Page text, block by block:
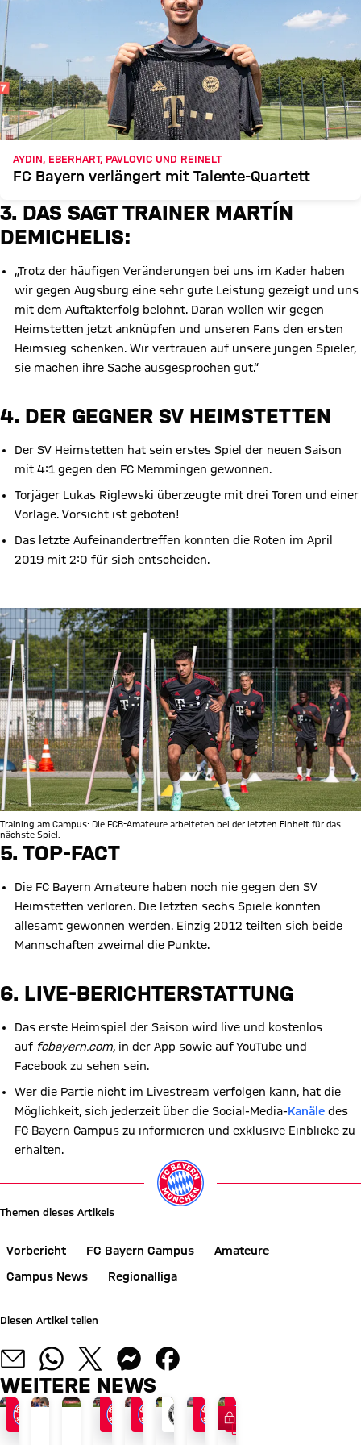
AYDIN, EBERHART, PAVLOVIC UND REINELT
FC Bayern verlängert mit Talente-Quartett
3. DAS SAGT TRAINER MARTÍN
DEMICHELIS:
„Trotz der häufigen Veränderungen bei uns im Kader haben
wir gegen Augsburg eine sehr gute Leistung gezeigt und uns
mit dem Auftakterfolg belohnt. Daran wollen wir gegen
Heimstetten jetzt anknüpfen und unseren Fans den ersten
Heimsieg schenken. Wir vertrauen auf unsere jungen Spieler,
sie machen ihre Sache ausgesprochen gut.“
4. DER GEGNER SV HEIMSTETTEN
Der SV Heimstetten hat sein erstes Spiel der neuen Saison
mit 4:1 gegen den FC Memmingen gewonnen.
Torjäger Lukas Riglewski überzeugte mit drei Toren und einer
Vorlage. Vorsicht ist geboten!
Das letzte Aufeinandertreffen konnten die Roten im April
2019 mit 2:0 für sich entscheiden.
Training am Campus: Die FCB-Amateure arbeiteten bei der letzten Einheit für das
nächste Spiel.
5. TOP-FACT
Die FC Bayern Amateure haben noch nie gegen den SV
Heimstetten verloren. Die letzten sechs Spiele konnten
allesamt gewonnen werden. Einzig 2012 teilten sich beide
Mannschaften zweimal die Punkte.
6. LIVE-BERICHTERSTATTUNG
Das erste Heimspiel der Saison wird live und kostenlos
auf fcbayern.com, in der App sowie auf YouTube und
Facebook zu sehen sein.
Wer die Partie nicht im Livestream verfolgen kann, hat die
Möglichkeit, sich jederzeit über die Social-Media-Kanäle des
FC Bayern Campus zu informieren und exklusive Einblicke zu
erhalten.
Themen dieses Artikels
Vorbericht FC Bayern Campus
Amateure
Campus News
Regionalliga
Diesen Artikel teilen
WEITERE NEWS
REGIONALLIGA BAYERN
JETZT INFORMIEREN
AUDI SUMMER TOUR 2026
ABSCHLUSS DER ASIENTOUR
NACH AUDI FOOTBALL SUMMIT
REGIONALLIGA BAYERN
REGIONALLIGA BAYERN
FC Bayern TV PLUS
AUDI FOOTBALL SUMMIT
VIDEO